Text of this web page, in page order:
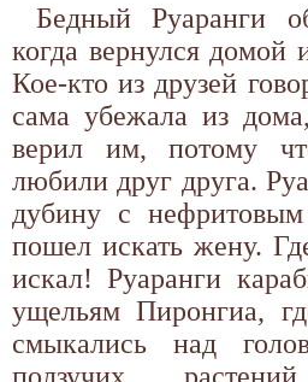
Бедный Руаранги
когда вернулся
Кое-кто из друзей
сама убежала из
верил им, потому
любили друг друга.
дубину с
пошел искать жену.
искал! Руаранги
ущельям Пиронгиа,
смыкались над
ползучих